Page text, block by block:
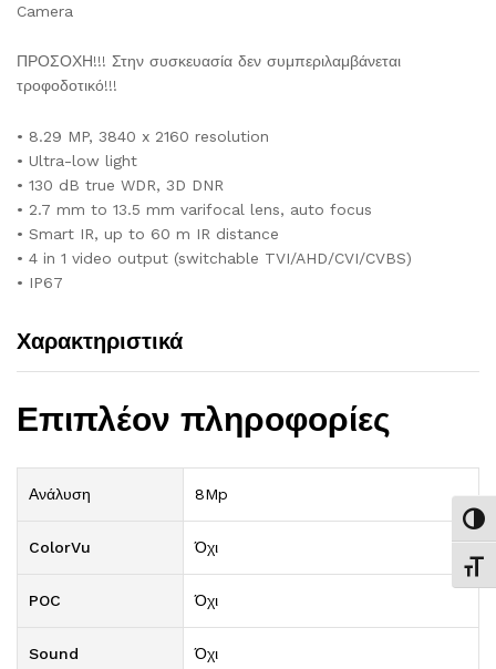
Camera
ΠΡΟΣΟΧΗ!!! Στην συσκευασία δεν συμπεριλαμβάνεται
τροφοδοτικό!!!
• 8.29 MP, 3840 x 2160 resolution
• Ultra-low light
• 130 dB true WDR, 3D DNR
• 2.7 mm to 13.5 mm varifocal lens, auto focus
• Smart IR, up to 60 m IR distance
• 4 in 1 video output (switchable TVI/AHD/CVI/CVBS)
• IP67
Χαρακτηριστικά
Επιπλέον πληροφορίες
Ανάλυση 8Mp
ColorVu Όχι
POC Όχι
Sound Όχι